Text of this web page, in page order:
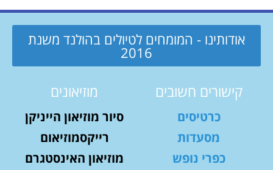
אודותינו - המומחים לטיולים בהולנד משנת
2016
קישורים חשובים
כרטיסים
מסעדות
כפרי נופש
מוזיאונים
סיור מוזיאון הייניקן
רייקסמוזיאום
מוזיאון האינסטגרם